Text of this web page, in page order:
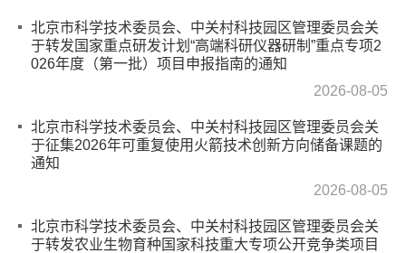
北京市科学技术委员会、中关村科技园区管理委员会关
于转发国家重点研发计划“高端科研仪器研制”重点专项2
026年度（第一批）项目申报指南的通知
2026-08-05
北京市科学技术委员会、中关村科技园区管理委员会关
于征集2026年可重复使用火箭技术创新方向储备课题的
通知
2026-08-05
北京市科学技术委员会、中关村科技园区管理委员会关
于转发农业生物育种国家科技重大专项公开竞争类项目